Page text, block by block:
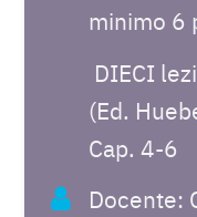
minimo 6
DIECI
(Ed.
Cap. 4-6
Docente: